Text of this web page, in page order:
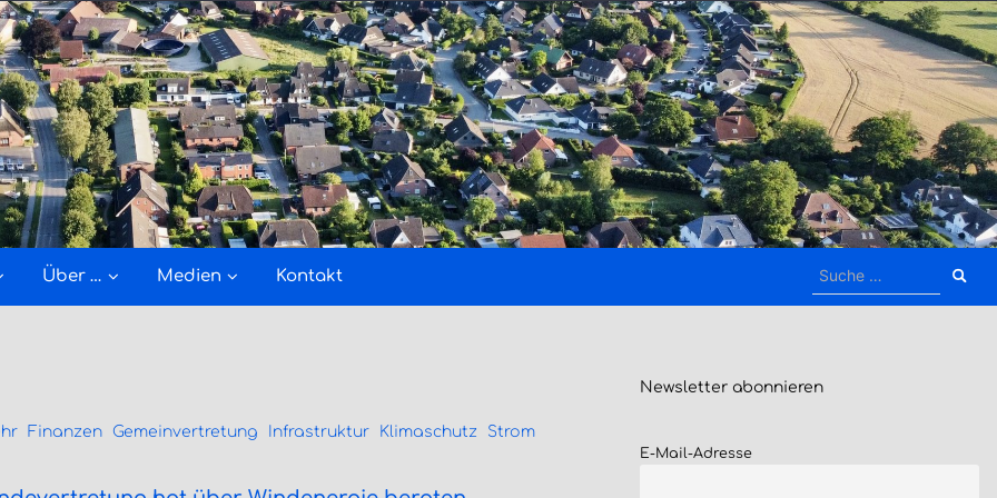
Über … Medien Kontakt
Suche
Finanzen Gemeinvertretung Infrastruktur Klimaschutz
Strom
Newsletter abonnieren
E-Mail-Adresse